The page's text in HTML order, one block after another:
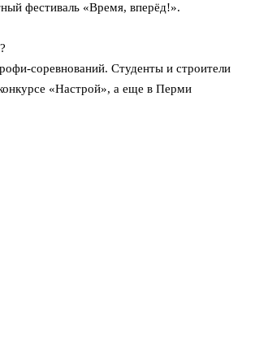
фестиваль «Время, вперёд!».
соревнований. Студенты и строители
«Настрой», а еще в Перми